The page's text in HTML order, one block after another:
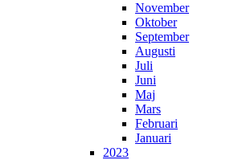
November
Oktober
September
Augusti
Juli
Juni
Maj
Mars
Februari
Januari
2023